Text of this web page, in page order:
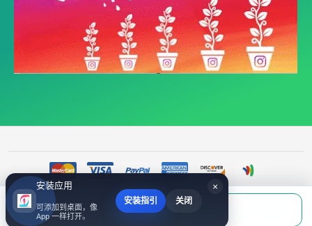
当前应付
￥0.00 填写账号后购买
©Twitter旧作品点赞与分享 | 推特刷赞|支持推特点赞购买、Twitter刷评论自助下
2017~2026 All Rights Reserved.
×
安装应用
可添加到桌面，像
App 一样打开。
安装指引 关闭